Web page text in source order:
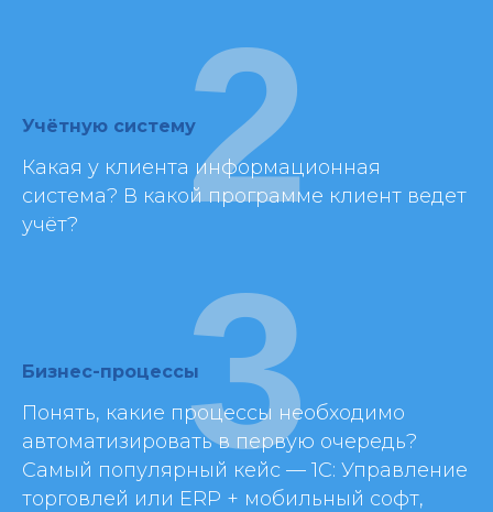
Учётную систему
Какая у клиента информационная
система? В какой программе клиент ведет
учёт?
2
Бизнес-процессы
Понять, какие процессы необходимо
автоматизировать в первую очередь?
Самый популярный кейс — 1С: Управление
торговлей или ERP + мобильный софт,
3